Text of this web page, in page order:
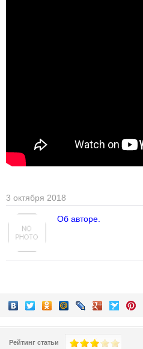
3 октября 2018
Об авторе.
Рейтинг статьи